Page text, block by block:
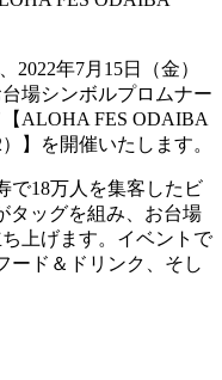
年7月15日（金）
場シンボルプロムナー
ALOHA FES ODAIBA
】を開催いたします。
で18万人を集客したビ
タッグを組み、お台場
上げます。イベントで
ード＆ドリンク、そし